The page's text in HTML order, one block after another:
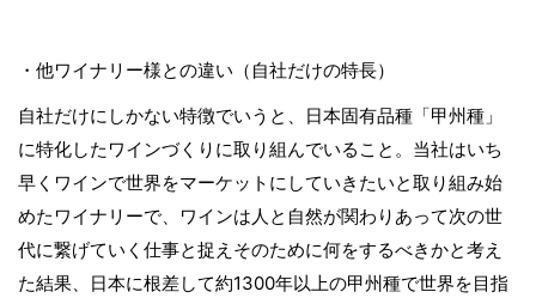
・他ワイナリー様との違い（自社だけの特長）
自社だけにしかない特徴でいうと、日本固有品種「甲州種」
に特化したワインづくりに取り組んでいること。当社はいち
早くワインで世界をマーケットにしていきたいと取り組み始
めたワイナリーで、ワインは人と自然が関わりあって次の世
代に繋げていく仕事と捉えそのために何をするべきかと考え
た結果、日本に根差して約1300年以上の甲州種で世界を目指